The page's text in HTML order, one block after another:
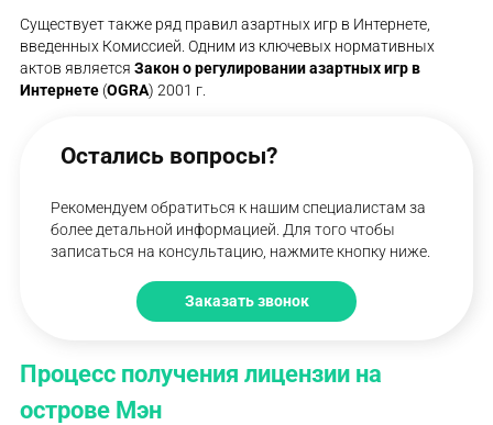
Существует также ряд правил азартных игр в Интернете,
введенных Комиссией. Одним из ключевых нормативных
актов являетсяЗакон орегулировании азартных игр в
Интернете (OGRA) 2001 г.
Остались вопросы?
Рекомендуем обратиться к нашим специалистам за
более детальной информацией. Для того чтобы
записаться на консультацию, нажмите кнопку ниже.
Заказать звонок
Процесс получения лицензии на
острове Мэн